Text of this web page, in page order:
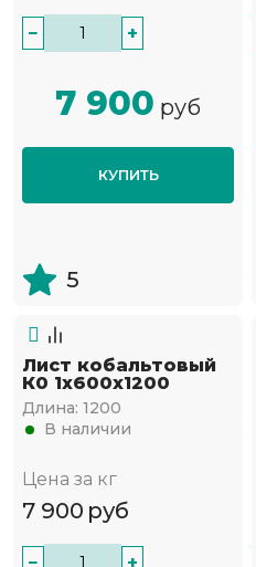
− +
7 900 руб
КУПИТЬ
5
Лист кобальтовый
К0 1x600x1200
Длина: 1200
В наличии
Цена за кг
7 900 руб